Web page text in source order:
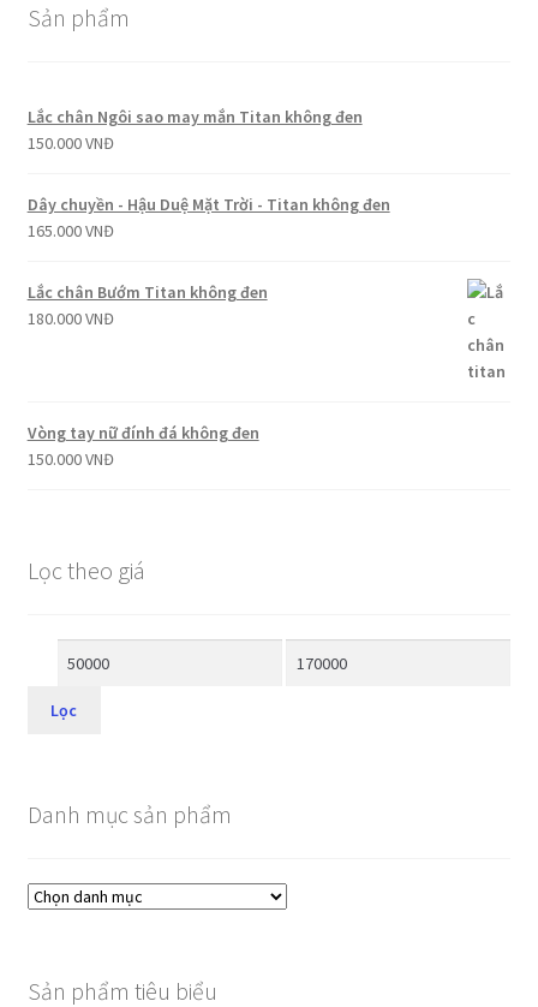
Sản phẩm
Lắc chân Ngôi sao may mắn Titan không đen
150.000VNĐ
Dây chuyền - Hậu Duệ Mặt Trời - Titan không đen
165.000VNĐ
Lắc chân Bướm Titan không đen
180.000VNĐ
Vòng tay nữ đính đá không đen
150.000VNĐ
Lọc theo giá
Lọc
Danh mục sản phẩm
Sản phẩm tiêu biểu